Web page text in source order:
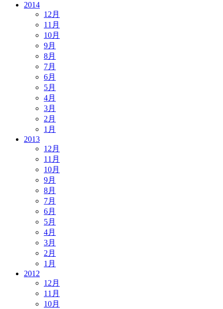
2014
12月
11月
10月
9月
8月
7月
6月
5月
4月
3月
2月
1月
2013
12月
11月
10月
9月
8月
7月
6月
5月
4月
3月
2月
1月
2012
12月
11月
10月